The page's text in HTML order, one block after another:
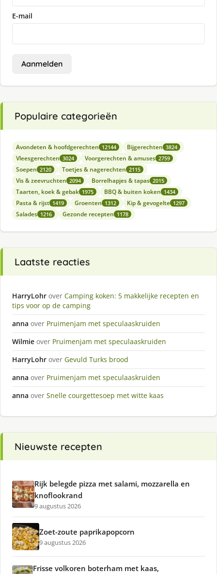
E-mail
Aanmelden
Populaire categorieën
Avondeten & hoofdgerechten 12144 Bijgerechten 3824
Vleesgerechten 3024 Voorgerechten & amuses 2759
Soepen 2120 Toetjes & nagerechten 2115
Vis & zeevruchten 2094 Borrelhapjes & tapas 2015
Taarten, koek & gebak 1975 BBQ & buiten koken 1434
Pasta & rijst 1419 Groenten 1312 Kip & gevogelte 1297
Salades 1216 Gezonde recepten 1178
Laatste reacties
HarryLohr over Camping koken: 5 makkelijke recepten en
tips voor op de camping
anna over Pruimenjam met speculaaskruiden
Wilmie over Pruimenjam met speculaaskruiden
HarryLohr over Gevuld Turks brood
anna over Pruimenjam met speculaaskruiden
anna over Snelle courgettesoep met witte kaas
Nieuwste recepten
Rijk belegde pizza met salami, mozzarella en
knoflookrand
9 augustus 2026
Zoet-zoute paprikapopcorn
9 augustus 2026
Frisse volkoren boterham met kaas,